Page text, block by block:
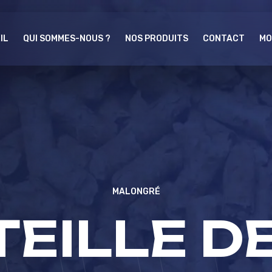
QUI SOMMES-NOUS ? NOS PRODUITS CONTACT
MALONGRÉ